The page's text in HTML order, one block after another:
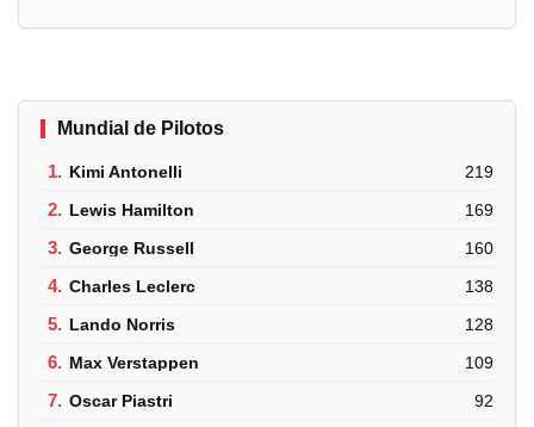
Mundial de Pilotos
1. Kimi Antonelli 219
2. Lewis Hamilton 169
3. George Russell 160
4. Charles Leclerc 138
5. Lando Norris 128
6. Max Verstappen 109
7. Oscar Piastri 92